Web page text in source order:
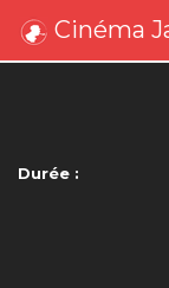
Cinéma
Durée :